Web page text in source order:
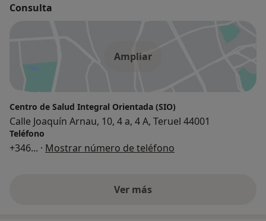
Consulta
Ampliar
Centro de Salud Integral Orientada (SIO)
Calle Joaquín Arnau, 10, 4 a, 4 A, Teruel 44001
Teléfono
+346... · Mostrar número de teléfono
Ver más